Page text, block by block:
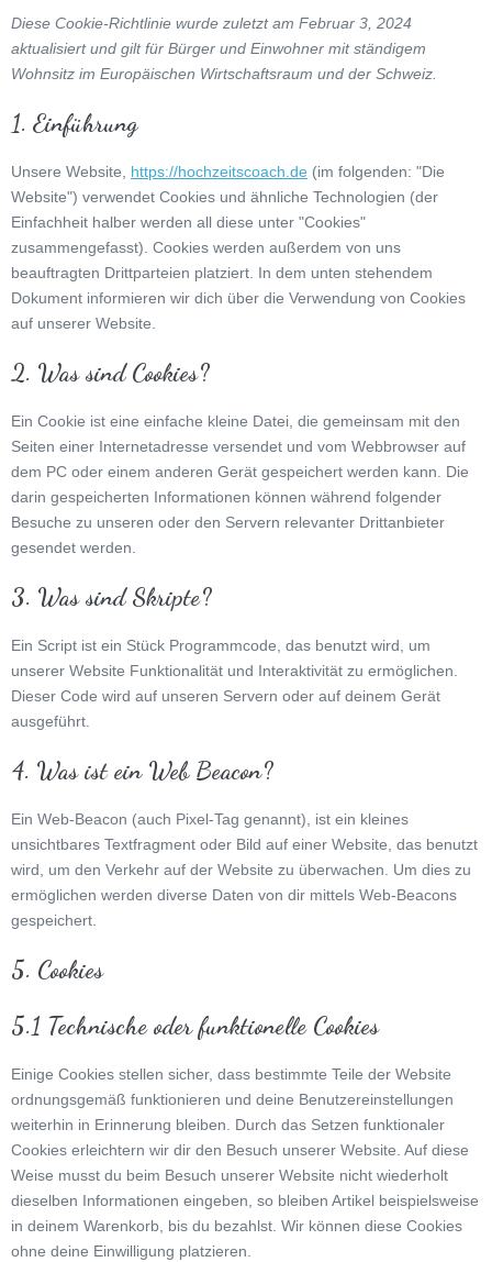
Zum
Inhalt
springen
Diese Cookie-Richtlinie wurde zuletzt am Februar 3, 2024
aktualisiert und gilt für Bürger und Einwohner mit ständigem
Wohnsitz im Europäischen Wirtschaftsraum und der Schweiz.
1. Einführung
Unsere Website, https://hochzeitscoach.de (im folgenden: "Die
Website") verwendet Cookies und ähnliche Technologien (der
Einfachheit halber werden all diese unter "Cookies"
zusammengefasst). Cookies werden außerdem von uns
beauftragten Drittparteien platziert. In dem unten stehendem
Dokument informieren wir dich über die Verwendung von Cookies
auf unserer Website.
2. Was sind Cookies?
Ein Cookie ist eine einfache kleine Datei, die gemeinsam mit den
Seiten einer Internetadresse versendet und vom Webbrowser auf
dem PC oder einem anderen Gerät gespeichert werden kann. Die
darin gespeicherten Informationen können während folgender
Besuche zu unseren oder den Servern relevanter Drittanbieter
gesendet werden.
3. Was sind Skripte?
Ein Script ist ein Stück Programmcode, das benutzt wird, um
unserer Website Funktionalität und Interaktivität zu ermöglichen.
Dieser Code wird auf unseren Servern oder auf deinem Gerät
ausgeführt.
4. Was ist ein Web Beacon?
Ein Web-Beacon (auch Pixel-Tag genannt), ist ein kleines
unsichtbares Textfragment oder Bild auf einer Website, das benutzt
wird, um den Verkehr auf der Website zu überwachen. Um dies zu
ermöglichen werden diverse Daten von dir mittels Web-Beacons
gespeichert.
5. Cookies
5.1 Technische oder funktionelle Cookies
Einige Cookies stellen sicher, dass bestimmte Teile der Website
ordnungsgemäß funktionieren und deine Benutzereinstellungen
weiterhin in Erinnerung bleiben. Durch das Setzen funktionaler
Cookies erleichtern wir dir den Besuch unserer Website. Auf diese
Weise musst du beim Besuch unserer Website nicht wiederholt
dieselben Informationen eingeben, so bleiben Artikel beispielsweise
in deinem Warenkorb, bis du bezahlst. Wir können diese Cookies
ohne deine Einwilligung platzieren.